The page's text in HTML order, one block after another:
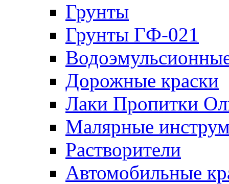
Грунты
Грунты ГФ-021
Дорожные краски
Лаки Пропитки
Малярные
Растворители
Автомобильные